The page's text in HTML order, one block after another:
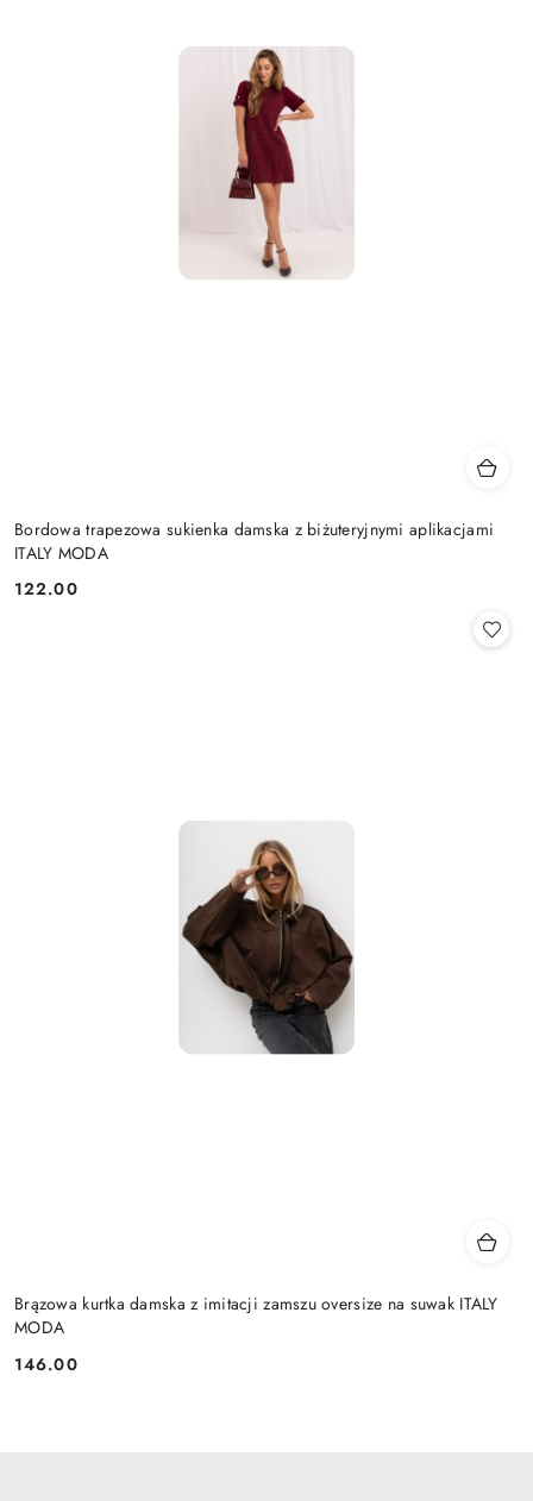
Bordowa trapezowa sukienka damska z biżuteryjnymi aplikacjami
ITALY MODA
Cena:
122.00
Brązowa kurtka damska z imitacji zamszu oversize na suwak ITALY
MODA
Cena:
146.00